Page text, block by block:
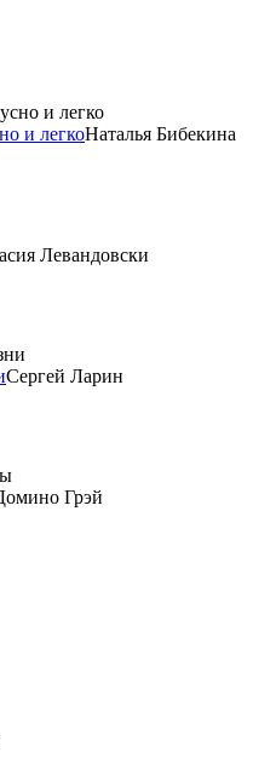
и легкоНаталья Бибекина
Левандовски
Сергей Ларин
Грэй